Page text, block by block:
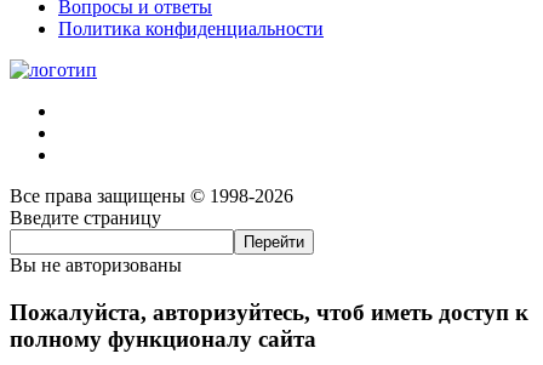
Вопросы и ответы
Политика конфиденциальности
Все права защищены © 1998-2026
Введите страницу
Вы не авторизованы
Пожалуйста, авторизуйтесь, чтоб иметь доступ к
полному функционалу сайта